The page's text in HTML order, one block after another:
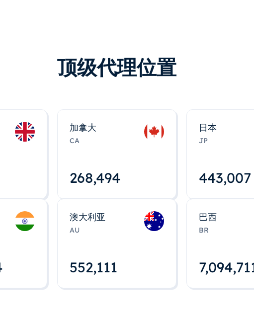
顶级代理位置
加拿大
CA
268,495
日本
JP
443,008
澳大利亚
AU
552,112
巴西
BR